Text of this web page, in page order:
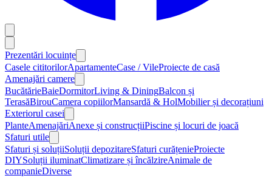
Prezentări locuințe
Casele cititorilorApartamenteCase / VileProiecte de casă
Amenajări camere
BucătărieBaieDormitorLiving & DiningBalcon și
TerasăBirouCamera copiilorMansardă & HolMobilier și decorațiuni
Exteriorul casei
PlanteAmenajăriAnexe și construcțiiPiscine și locuri de joacă
Sfaturi utile
Sfaturi și soluțiiSoluții depozitareSfaturi curățenieProiecte
DIYSoluții iluminatClimatizare și încălzireAnimale de
companieDiverse